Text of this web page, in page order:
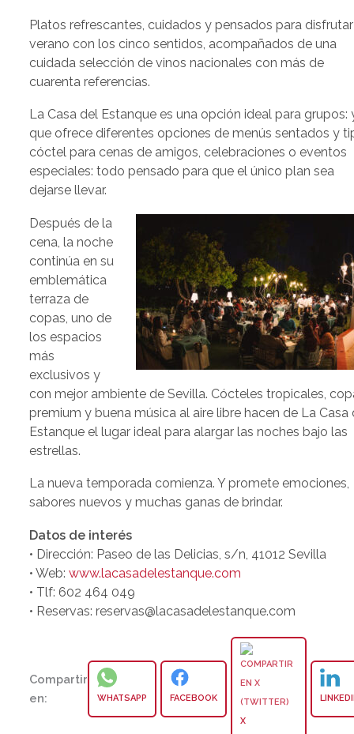
Platos refrescantes, cuidados y pensados para
verano con los cinco sentidos, acompañados de una
cuidada selección de vinos nacionales con más de
cuarenta referencias.
La Casa del Estanque es una opción ideal para grupos:
que ofrece diferentes opciones de menús sentados y
cóctel para cenas de amigos, celebraciones o eventos
especiales: todo pensado para que el único plan sea
dejarse llevar.
Después de la
cena, la noche
continúa en su
emblemática
terraza de
copas, uno de
los espacios
más
exclusivos y
con mejor ambiente de Sevilla. Cócteles tropicales,
premium y buena música al aire libre hacen de La Casa
Estanque el lugar ideal para alargar las noches bajo las
estrellas.
La nueva temporada comienza. Y promete emociones,
sabores nuevos y muchas ganas de brindar.
Datos de interés
• Dirección: Paseo de las Delicias, s/n, 41012 Sevilla
• Web:www.lacasadelestanque.com
• Tlf: 602 464 049
• Reservas: reservas@lacasadelestanque.com
Compartir
en:
WHATSAPP FACEBOOK
X